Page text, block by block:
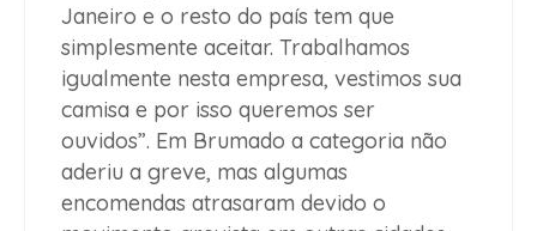
Janeiro e o resto do país tem que
simplesmente aceitar. Trabalhamos
igualmente nesta empresa, vestimos sua
camisa e por isso queremos ser
ouvidos”. Em Brumado a categoria não
aderiu a greve, mas algumas
encomendas atrasaram devido o